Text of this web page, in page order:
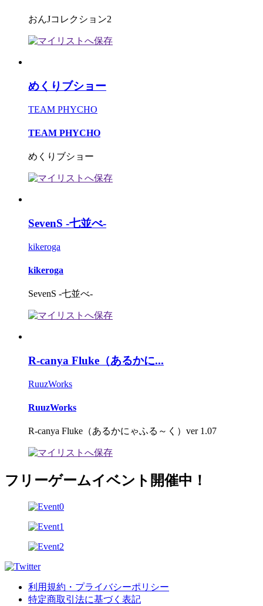
おんJコレクション2
めくりブショー
TEAM PHYCHO
TEAM PHYCHO
めくりブショー
SevenS -七並べ-
kikeroga
kikeroga
SevenS -七並べ-
R-canya Fluke（あるかに...
RuuzWorks
RuuzWorks
R-canya Fluke（あるかにゃふる～く）ver 1.07
フリーゲームイベント開催中！
利用規約・プライバシーポリシー
特定商取引法に基づく表記